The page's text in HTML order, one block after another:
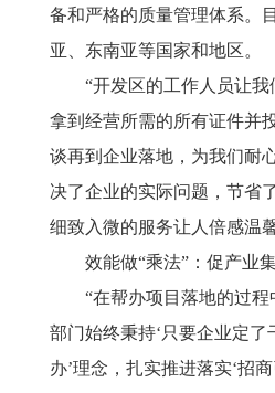
备和严格的质量管理体系。
亚、东南亚等国家和地区。
“开发区的工作人员让我
拿到经营所需的所有证件并
谈再到企业落地，为我们耐
决了企业的实际问题，节省
细致入微的服务让人倍感温
效能做“乘法”：促产业
“在帮办项目落地的过
部门始终秉持‘只要企业定
办’理念，扎实推进落实‘招